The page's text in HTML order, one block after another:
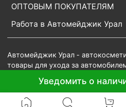
Уведомить о
ОПТОВЫМ ПОКУПАТЕЛЯМ
Работа в Автомейджик Урал
Автомейджик Урал -
товары для ухода за